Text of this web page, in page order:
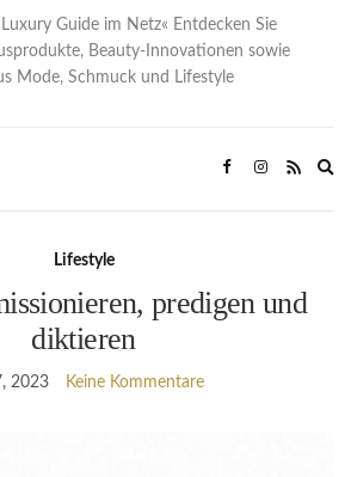
Guide im Netz« Entdecken Sie
Beauty-Innovationen sowie
Mode, Schmuck und Lifestyle
Lifestyle
predigen und
diktieren
2023 Keine Kommentare